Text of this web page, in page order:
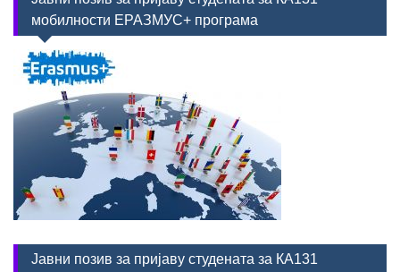
мобилности ЕРАЗМУС+ програма
Јавни позив за пријаву студената за КА131